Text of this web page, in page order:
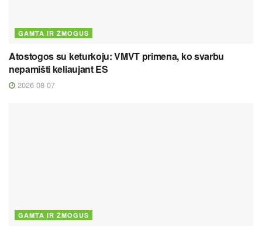
GAMTA IR ŽMOGUS
Atostogos su keturkoju: VMVT primena, ko svarbu
nepamišti keliaujant ES
2026 08 07
GAMTA IR ŽMOGUS